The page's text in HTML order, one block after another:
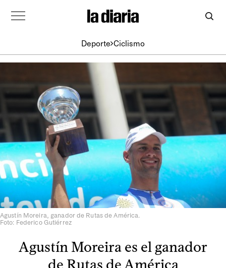
Deporte Ciclismo
Agustín Moreira, ganador de Rutas de América.
Foto: Federico Gutiérrez
Agustín Moreira es el ganador
de Rutas de América